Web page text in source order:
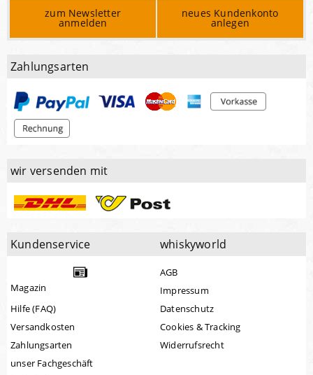
zum Newsletter
anmelden
neues Kundenkonto
anlegen
Zahlungsarten
wir versenden mit
Kundenservice
Magazin
Hilfe (FAQ)
Versandkosten
Zahlungsarten
unser Fachgeschäft
whiskyworld
AGB
Impressum
Datenschutz
Cookies & Tracking
Widerrufsrecht